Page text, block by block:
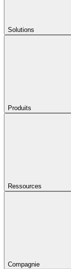
Solutions
Produits
Ressources
Compagnie